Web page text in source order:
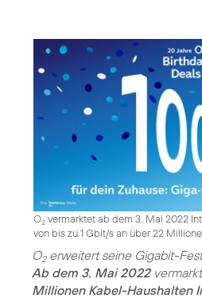
O2 vermarktet ab dem 3. Mai 2022
von bis zu 1 Gbit/s an über 22
O2erweitert seine Gigabit-
Ab dem 3. Mai 2022
Millionen Kabel-Haushalten